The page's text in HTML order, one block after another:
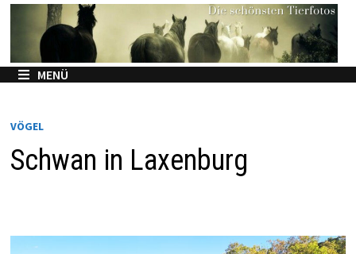
Zum
springen
MENÜ
VÖGEL
Schwan in Laxenburg